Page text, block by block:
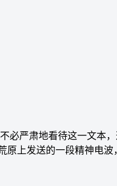
严肃地看待这一文本
上发送的一段精神电